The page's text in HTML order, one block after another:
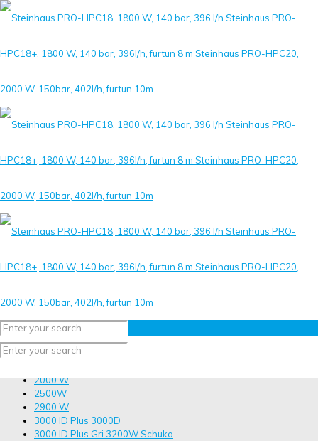
Etichete
Aparate Curatat Cu ABuri
Aparate Spalare Presiune
Curatare Tapiterie Auto
Sampoane Ph Auto
Spume Active Auto
Toate
>Detergenti Ecologici Profesionali
150bar
2000 W
2500W
2900 W
3000 ID Plus 3000D
3000 ID Plus Gri 3200W Schuko